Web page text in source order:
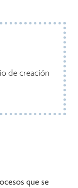
de creación
que se